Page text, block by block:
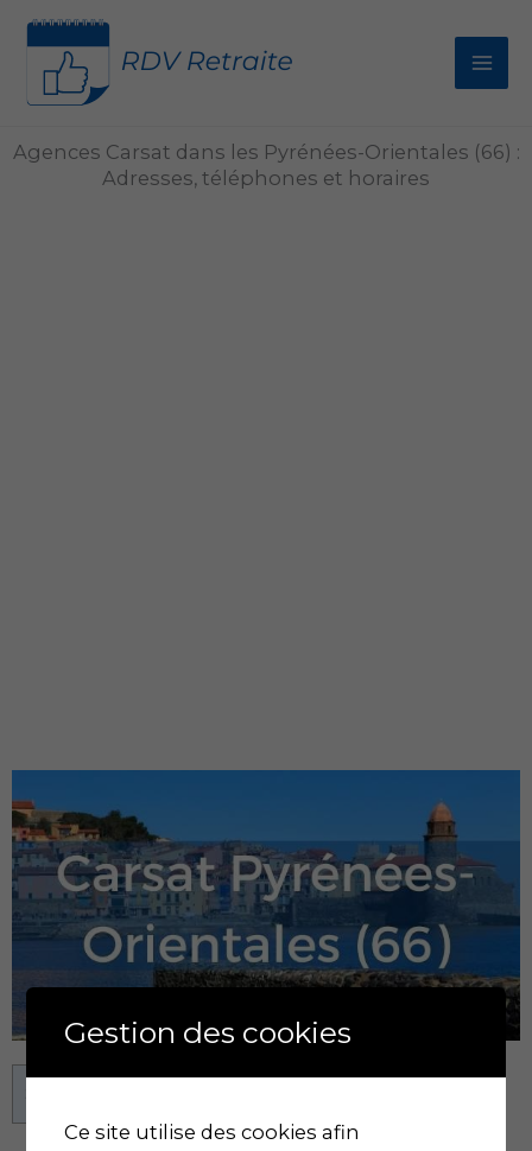
Aller
contenu
Agences Carsat dans les Pyrénées-Orientales (66) :
Adresses, téléphones et horaires
Gestion des cookies
Ce site utilise des cookies afin